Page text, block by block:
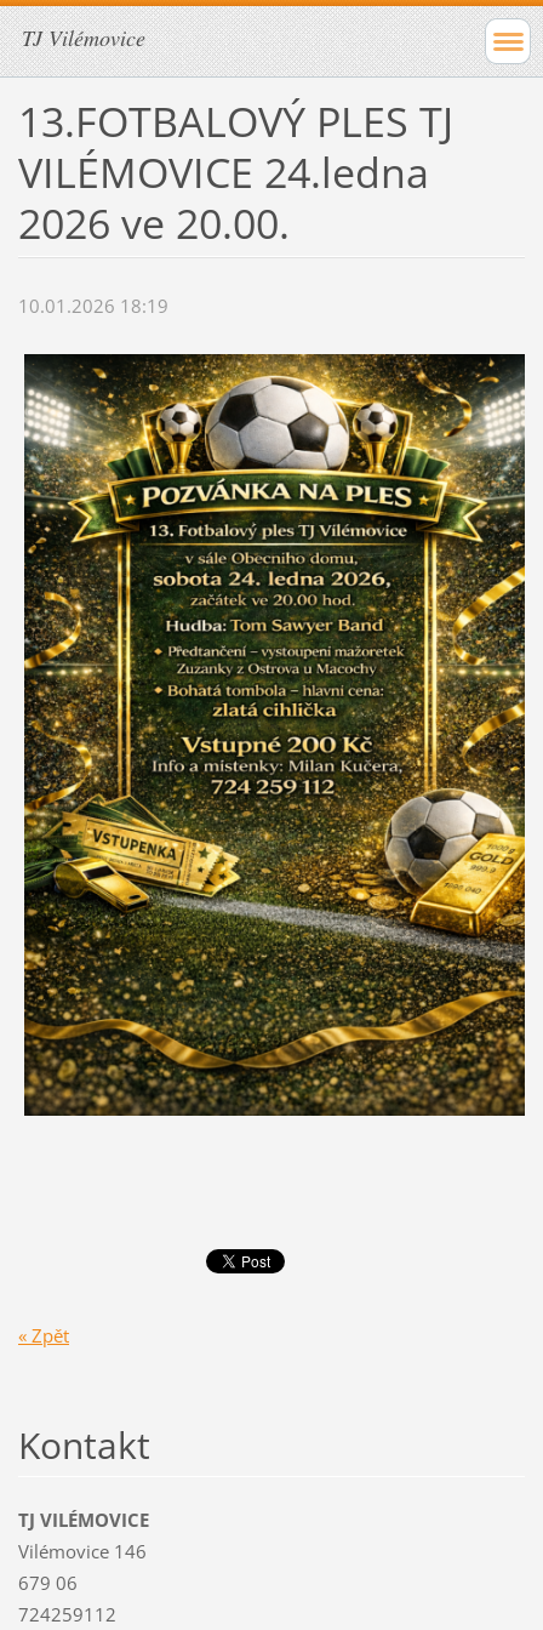
TJ Vilémovice
13.FOTBALOVÝ PLES TJ
VILÉMOVICE 24.ledna
2026 ve 20.00.
10.01.2026 18:19
« Zpět
Kontakt
TJ VILÉMOVICE
Vilémovice 146
679 06
724259112